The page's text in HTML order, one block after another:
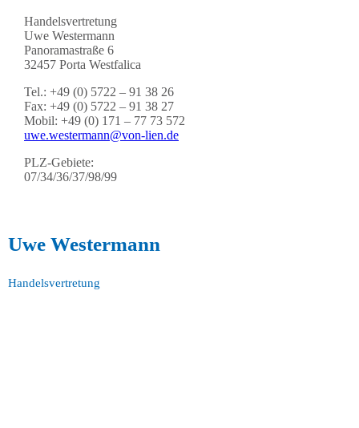
Handelsvertretung
Uwe Westermann
Panoramastraße 6
32457 Porta Westfalica
Tel.: +49 (0) 5722 – 91 38 26
Fax: +49 (0) 5722 – 91 38 27
Mobil: +49 (0) 171 – 77 73 572
uwe.westermann@von-lien.de
PLZ-Gebiete:
07/34/36/37/98/99
Uwe Westermann
Handelsvertretung